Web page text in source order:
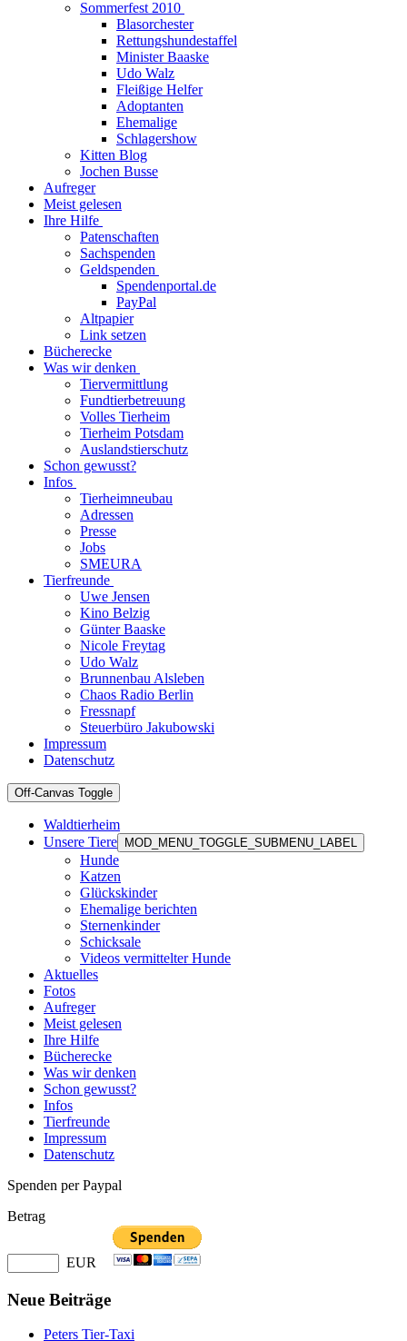
Sommerfest 2010
Blasorchester
Rettungshundestaffel
Minister Baaske
Udo Walz
Fleißige Helfer
Adoptanten
Ehemalige
Schlagershow
Kitten Blog
Jochen Busse
Aufreger
Meist gelesen
Ihre Hilfe
Patenschaften
Sachspenden
Geldspenden
Spendenportal.de
PayPal
Altpapier
Link setzen
Bücherecke
Was wir denken
Tiervermittlung
Fundtierbetreuung
Volles Tierheim
Tierheim Potsdam
Auslandstierschutz
Schon gewusst?
Infos
Tierheimneubau
Adressen
Presse
Jobs
SMEURA
Tierfreunde
Uwe Jensen
Kino Belzig
Günter Baaske
Nicole Freytag
Udo Walz
Brunnenbau Alsleben
Chaos Radio Berlin
Fressnapf
Steuerbüro Jakubowski
Impressum
Datenschutz
Off-Canvas Toggle
Waldtierheim
Unsere Tiere
MOD_MENU_TOGGLE_SUBMENU_LABEL
Hunde
Katzen
Glückskinder
Ehemalige berichten
Sternenkinder
Schicksale
Videos vermittelter Hunde
Aktuelles
Fotos
Aufreger
Meist gelesen
Ihre Hilfe
Bücherecke
Was wir denken
Schon gewusst?
Infos
Tierfreunde
Impressum
Datenschutz
Spenden per Paypal
Betrag
EUR
Neue Beiträge
Peters Tier-Taxi